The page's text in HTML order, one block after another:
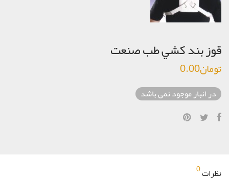
قوز بند كشي طب صنعت
تومان0.00
در انبار موجود نمی باشد
نظرات0